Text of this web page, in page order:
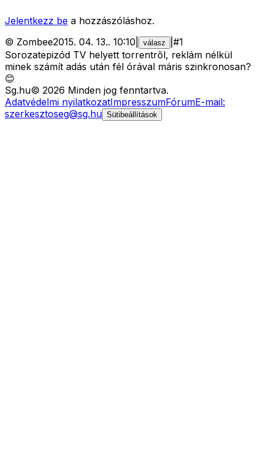
Jelentkezz be a hozzászóláshoz.
© Zombee2015. 04. 13.. 10:10 válasz #1
Sorozatepizód TV helyett torrentről, reklám nélkül
minek számít adás után fél órával máris szinkronosan?
😊
Sg.hu© 2026 Minden jog fenntartva.
Adatvédelmi nyilatkozatImpresszumFórumE-mail:
szerkesztoseg@sg.hu Sütibeállítások